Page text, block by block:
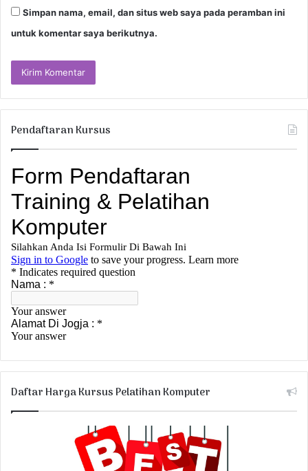
Simpan nama, email, dan situs web saya pada peramban ini
untuk komentar saya berikutnya.
Pendaftaran Kursus
Daftar Harga Kursus Pelatihan Komputer